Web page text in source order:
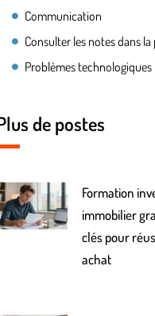
Communication
Problèmes technologiques
de postes
Formation
immobilier
clés pour
achat